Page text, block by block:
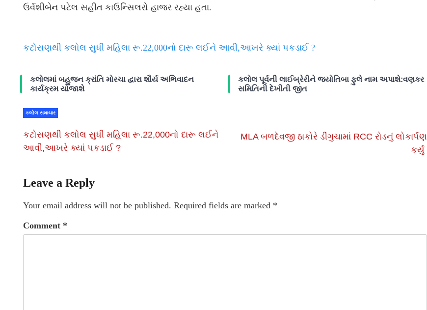
ઉર્વશીબેન પટેલ સહીત કાઉન્સિલરો હાજર રહ્યા હતા.
કટોસણથી કલોલ સુધી મહિલા રૂ.22,000નો દારૂ લઈને આવી,આખરે ક્યાં પકડાઈ ?
કલોલમાં બહુજન ક્રાંતિ મોરચા દ્વારા શૌર્ય અભિવાદન
કાર્યક્રમ યોજાશે
કલોલ પૂર્વની લાઈબ્રેરીને જ્યોતિબા ફુલે નામ અપાશે:વણકર
સમિતિની દેખીતી જીત
કલોલ સમાચાર
કટોસણથી કલોલ સુધી મહિલા રૂ.22,000નો દારૂ લઈને
આવી,આખરે ક્યાં પકડાઈ ?
MLA બળદેવજી ઠાકોરે ડીંગુચામાં RCC રોડનું લોકાર્પણ
કર્યું
Leave a Reply
Your email address will not be published. Required fields are marked *
Comment *